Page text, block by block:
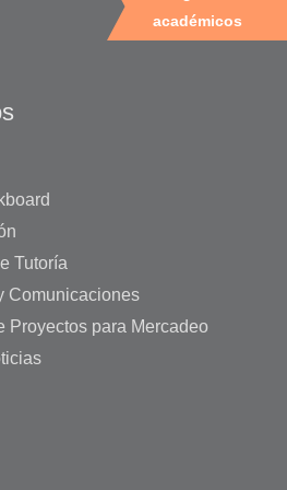
académicos
Tutoría
Comunicaciones
Proyectos para Mercadeo